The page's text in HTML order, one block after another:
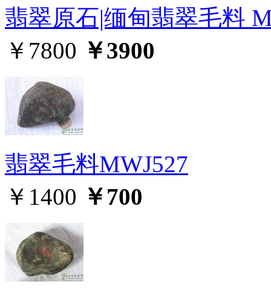
翡翠原石|缅甸翡翠毛料
￥7800 ￥3900
翡翠毛料MWJ527
￥1400 ￥700